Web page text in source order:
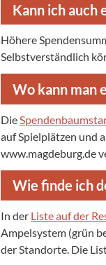
Kann ich auch
Höhere
Selbstverständlich
Wo kann man
Die
auf Spielplätzen und
www.magdeburg.de
Wie finde ich
In der Liste auf der
Ampelsystem (grün
der Standorte. Die